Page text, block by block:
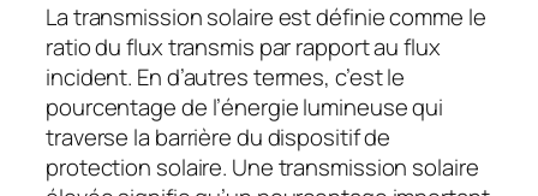
La transmission solaire est définie comme le
ratio du flux transmis par rapport au flux
incident. En d’autres termes, c’est le
pourcentage de l’énergie lumineuse qui
traverse la barrière du dispositif de
protection solaire. Une transmission solaire